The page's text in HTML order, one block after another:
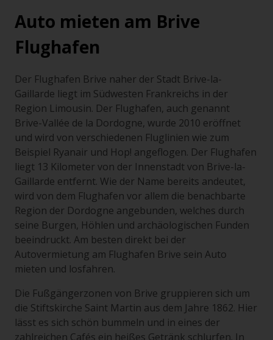
Auto mieten am Brive
Flughafen
Der Flughafen Brive naher der Stadt Brive-la-
Gaillarde liegt im Südwesten Frankreichs in der
Region Limousin. Der Flughafen, auch genannt
Brive-Vallée de la Dordogne, wurde 2010 eröffnet
und wird von verschiedenen Fluglinien wie zum
Beispiel Ryanair und Hop! angeflogen. Der Flughafen
liegt 13 Kilometer von der Innenstadt von Brive-la-
Gaillarde entfernt. Wie der Name bereits andeutet,
wird von dem Flughafen vor allem die benachbarte
Region der Dordogne angebunden, welches durch
seine Burgen, Höhlen und archäologischen Funden
beeindruckt. Am besten direkt bei der
Autovermietung am Flughafen Brive sein Auto
mieten und losfahren.
Die Fußgängerzonen von Brive gruppieren sich um
die Stiftskirche Saint Martin aus dem Jahre 1862. Hier
lässt es sich schön bummeln und in eines der
zahlreichen Cafés ein heißes Getränk schlurfen. In